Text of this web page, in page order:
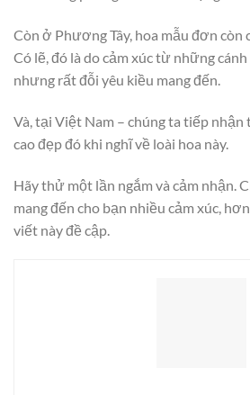
Còn ở Phương Tây, hoa mẫu đơn còn
Có lẽ, đó là do cảm xúc từ những
nhưng rất đỗi yêu kiều mang đến.
Và, tại Việt Nam – chúng ta tiếp nhận
cao đẹp đó khi nghĩ về loài hoa này.
Hãy thử một lần ngắm và cảm nhận.
mang đến cho bạn nhiều cảm xúc,
viết này đề cập.